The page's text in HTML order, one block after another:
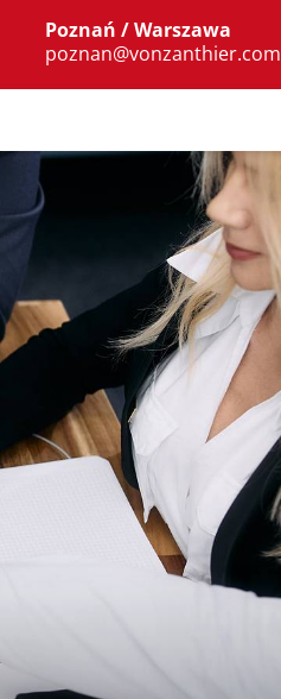
Poznań / Warszawa
poznan@vonzanthier.com